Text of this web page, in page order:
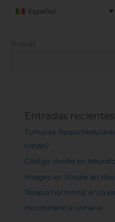
Español
Buscar
Entradas recientes
Tumores
tratan?
Código stroke en
Imagen en Stroke en
Terapia hormonal en la
Incontinencia urinaria